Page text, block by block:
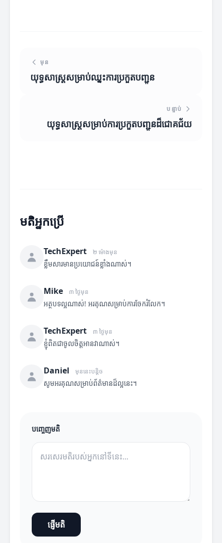
មុន
យុទ្ធសាស្ត្រសម្រាប់ឈ្នះការប្រកួតបញ្ជូន
បន្ទាប់
យុទ្ធសាស្ត្រសម្រាប់ការប្រកួតបញ្ជូនដ៏ជោគជ័យ
មតិអ្នកប្រើ
TechExpert ២ ម៉ោងមុន
ខ្លឹមសារមានប្រយោជន៍ខ្លាំងណាស់។
Mike ៣ ថ្ងៃមុន
អត្ថបទល្អណាស់! អរគុណសម្រាប់ការចែករំលែក។
TechExpert ៣ ថ្ងៃមុន
ខ្ញុំពិតជាចូលចិត្តអានវាណាស់។
Daniel មុននេះបន្តិច
សូមអរគុណសម្រាប់ព័ត៌មានដ៏ល្អនេះ។
បញ្ចេញមតិ
ផ្ញើមតិ